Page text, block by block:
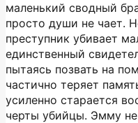
маленький сводный
просто души не чает.
преступник убивает
единственный
пытаясь позвать на
частично теряет
усиленно старается
черты убийцы. Эмму